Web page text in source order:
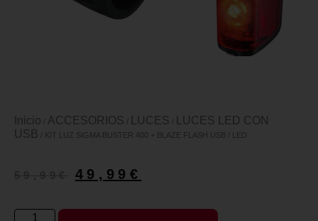
Inicio ACCESORIOS LUCES
LUCES LED CON
USB
/ KIT LUZ SIGMA BUSTER 400 + BLAZE FLASH USB / LED
49,99 €